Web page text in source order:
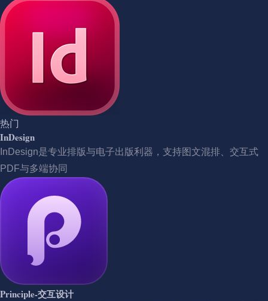
热门
InDesign
InDesign是专业排版与电子出版利器，支持图文混排、交互式
PDF与多端协同
Principle-交互设计